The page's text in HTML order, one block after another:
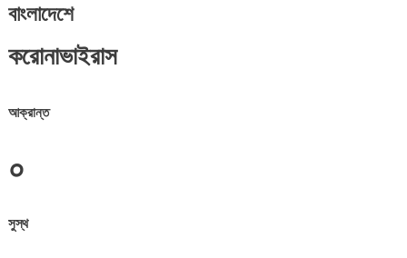
বাংলাদেশে
করোনাভাইরাস
আক্রান্ত
০
সুস্থ